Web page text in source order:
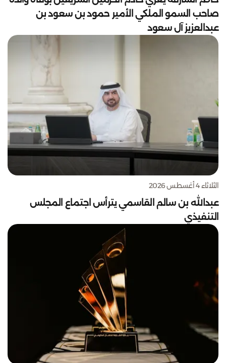
صاحب السمو الملكي الأمير حمود بن سعود بن
عبدالعزيز آل سعود
الثلاثاء 4 أغسطس 2026
عبدالله بن سالم القاسمي يترأس اجتماع المجلس
التنفيذي